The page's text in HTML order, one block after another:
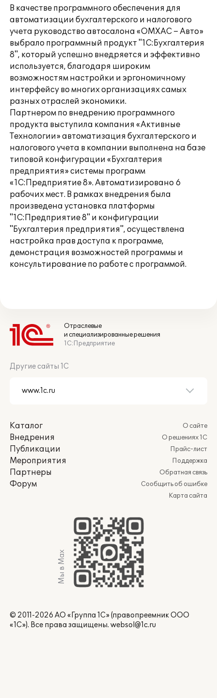
В качестве программного обеспечения для
автоматизации бухгалтерского и налогового
учета руководство автосалона «ОМХАС – Авто»
выбрало программный продукт "1С:Бухгалтерия
8", который успешно внедряется и эффективно
используется, благодаря широким
возможностям настройки и эргономичному
интерфейсу во многих организациях самых
разных отраслей экономики.
Партнером по внедрению программного
продукта выступила компания «Активные
Технологии» автоматизация бухгалтерского и
налогового учета в компании выполнена на базе
типовой конфигурации «Бухгалтерия
предприятия» системы программ
«1С:Предприятие 8». Автоматизировано 6
рабочих мест. В рамках внедрения была
произведена установка платформы
"1С:Предприятие 8" и конфигурации
"Бухгалтерия предприятия", осуществлена
настройка прав доступа к программе,
демонстрация возможностей программы и
консультирование по работе с программой.
Отраслевые
и специализированные решения
1С:Предприятие
Другие сайты 1С
Каталог
Внедрения
Публикации
Мероприятия
Партнеры
Форум
О сайте
О решениях 1С
Прайс-лист
Поддержка
Обратная связь
Сообщить об ошибке
Карта сайта
Мы в Max
© 2011-2026 АО «Группа 1С» (правопреемник ООО
«1С»). Все права защищены. websol@1c.ru